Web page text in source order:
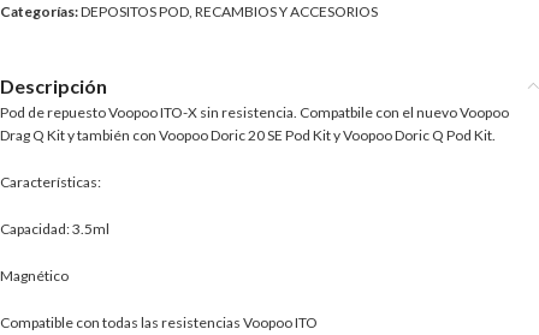
Categorías:DEPOSITOS POD RECAMBIOS Y ACCESORIOS
Descripción
Pod de repuesto Voopoo ITO-X sin resistencia. Compatbile con el nuevo Voopoo
Drag Q Kit y también con Voopoo Doric 20 SE Pod Kit y Voopoo Doric Q Pod Kit.
Características:
Capacidad: 3.5ml
Magnético
Compatible con todas las resistencias Voopoo ITO